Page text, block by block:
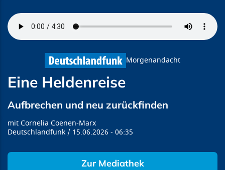
Morgenandacht
Eine Heldenreise
Aufbrechen und neu zurückfinden
Cornelia Coenen-Marx
Deutschlandfunk
15.06.2026 06:35
Zur Mediathek